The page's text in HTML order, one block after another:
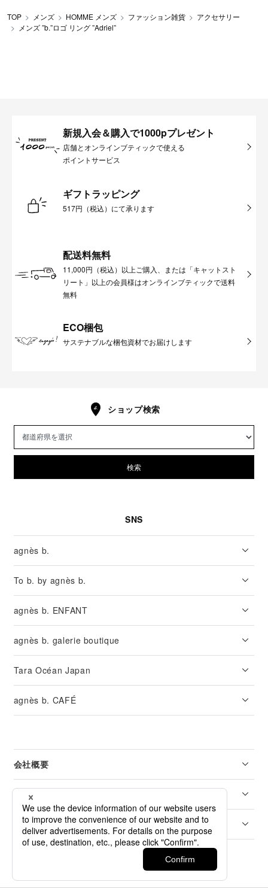
TOP メンズ HOMME メンズ ファッション雑貨
アクセサリー
メンズ ”b.”ロゴ リング ”Adriel”
新規入会＆購入で1000pプレゼント
店舗とオンラインブティックで使える
ポイントサービス
ギフトラッピング
517円（税込）にて承ります
配送料無料
11,000円（税込）以上ご購入、または「キャットスト
リート」以上の会員様はオンラインブティックで送料
無料
ECO梱包
サステナブルな梱包資材でお届けします
ショップ検索
検索
SNS
agnès b.
To b. by agnès b.
agnès b. ENFANT
agnès b. galerie boutique
Tara Océan Japan
agnès b. CAFÉ
会社概要
リーガル
カスタマーサービス